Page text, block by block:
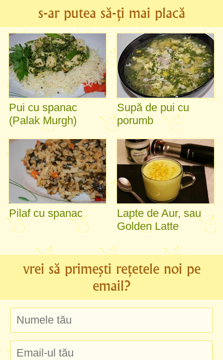
s-ar putea să-ți mai placă
Pui cu spanac
(Palak Murgh)
Supă de pui cu
porumb
Pilaf cu spanac
Lapte de Aur, sau
Golden Latte
vrei să primești rețetele noi pe
email?